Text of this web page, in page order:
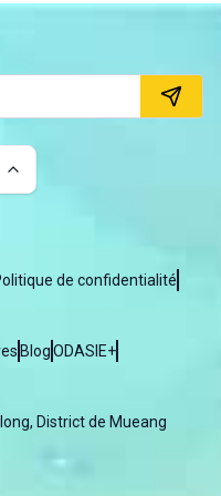
de confidentialité
BlogODASIE+
District de Mueang